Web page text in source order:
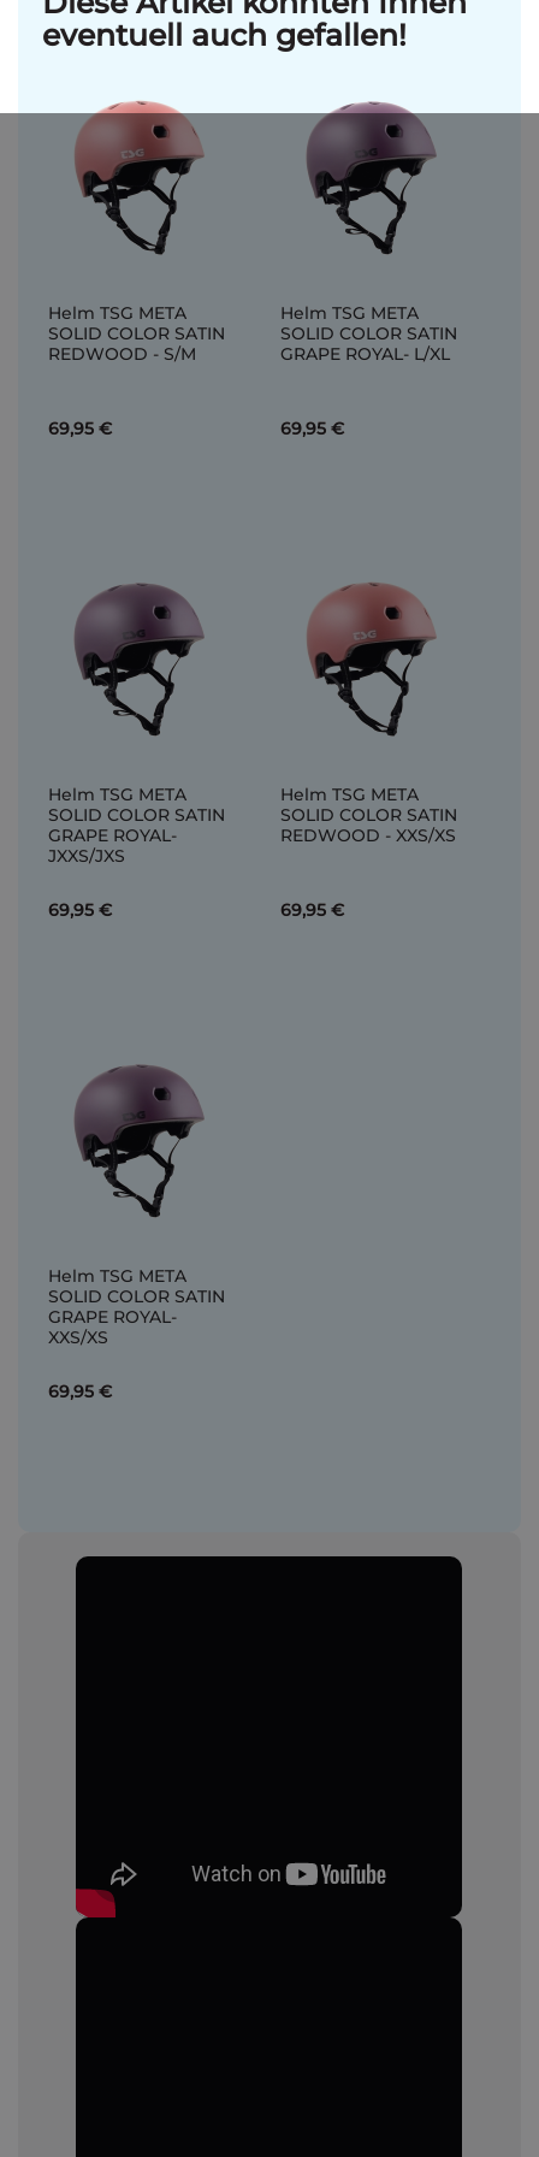
eventuell auch gefallen!
Helm TSG META
SOLID COLOR SATIN
REDWOOD - S/M
69,95 €
Helm TSG META
SOLID COLOR SATIN
GRAPE ROYAL- L/XL
69,95 €
Helm TSG META
SOLID COLOR SATIN
GRAPE ROYAL-
JXXS/JXS
69,95 €
Helm TSG META
SOLID COLOR SATIN
REDWOOD - XXS/XS
69,95 €
Helm TSG META
SOLID COLOR SATIN
GRAPE ROYAL-
XXS/XS
69,95 €